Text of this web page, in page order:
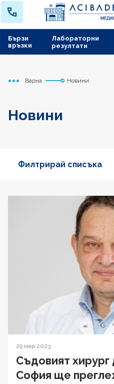
Лабораторни
резултати
Бързи
връзки
Начало
Варна Новини
Новини
Филтрирай списъка
29 мар 2023
Съдовият
София ще